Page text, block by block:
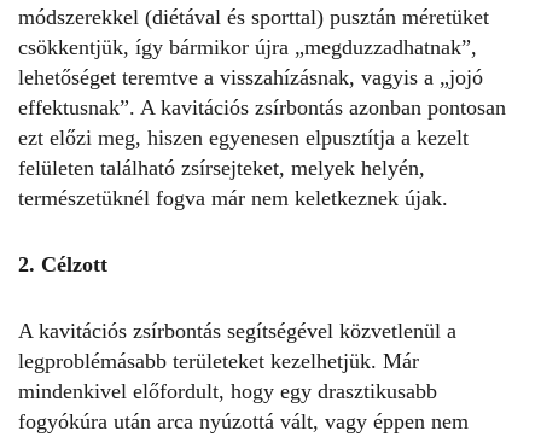
módszerekkel (diétával és sporttal) pusztán méretüket
csökkentjük, így bármikor újra „megduzzadhatnak”,
lehetőséget teremtve a visszahízásnak, vagyis a „jojó
effektusnak”. A kavitációs zsírbontás azonban pontosan
ezt előzi meg, hiszen egyenesen elpusztítja a kezelt
felületen található zsírsejteket, melyek helyén,
természetüknél fogva már nem keletkeznek újak.
2. Célzott
A kavitációs zsírbontás segítségével közvetlenül a
legproblémásabb területeket kezelhetjük. Már
mindenkivel előfordult, hogy egy drasztikusabb
fogyókúra után arca nyúzottá vált, vagy éppen nem